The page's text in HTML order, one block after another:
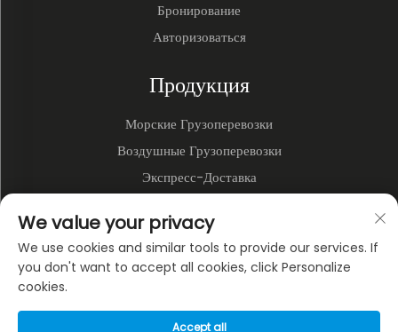
Бронирование
Авторизоваться
Продукция
Морские Грузоперевозки
Воздушные Грузоперевозки
Экспресс-Доставка
Наземные Перевозки
Мультимодальные Перевозки
О КОМПАНИИ
We value your privacy
We use cookies and similar tools to provide our services. If
you don't want to accept all cookies, click Personalize
cookies.
Accept all